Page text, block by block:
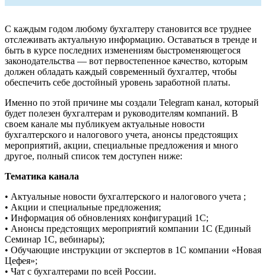
С каждым годом любому бухгалтеру становится все труднее
отслеживать актуальную информацию. Оставаться в тренде и
быть в курсе последних изменениям быстроменяющегося
законодательства — вот первостепенное качество, которым
должен обладать каждый современный бухгалтер, чтобы
обеспечить себе достойный уровень заработной платы.
Именно по этой причине мы создали Telegram канал, который
будет полезен бухгалтерам и руководителям компаний. В
своем канале мы публикуем актуальные новости
бухгалтерского и налогового учета, анонсы предстоящих
мероприятий, акции, специальные предложения и много
другое, полный список тем доступен ниже:
Тематика канала
• Актуальные новости бухгалтерского и налогового учета ;
• Акции и специальные предложения;
• Информация об обновлениях конфигураций 1С;
• Анонсы предстоящих мероприятий компании 1С (Единый
Семинар 1С, вебинары);
• Обучающие инструкции от экспертов в 1С компании «Новая
Цефея»;
• Чат с бухгалтерами по всей России.